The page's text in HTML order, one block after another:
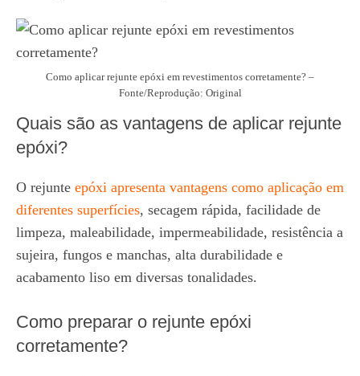
Como aplicar rejunte epóxi em revestimentos corretamente? –
Fonte/Reprodução: Original
Quais são as vantagens de aplicar rejunte
epóxi?
O rejunte epóxi apresenta vantagens como aplicação em
diferentes superfícies, secagem rápida, facilidade de
limpeza, maleabilidade, impermeabilidade, resistência a
sujeira, fungos e manchas, alta durabilidade e
acabamento liso em diversas tonalidades.
Como preparar o rejunte epóxi
corretamente?